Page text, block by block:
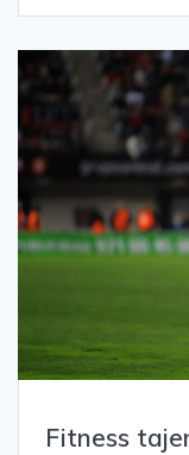
Fitness